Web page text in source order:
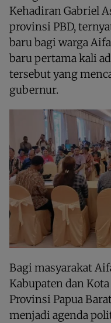
Kehadiran Gabriel
provinsi PBD,
baru bagi warga
baru pertama kali
tersebut yang
gubernur.
Bagi masyarakat
Kabupaten dan
Provinsi Papua
menjadi agenda